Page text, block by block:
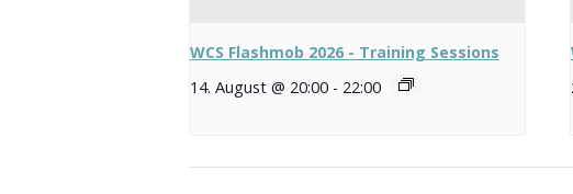
WCS Flashmob 2026 - Training Sessions
14. August @ 20:00 - 22:00